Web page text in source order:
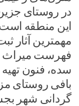
در روستای
این منطقه
مهمترین آثار
فهرست میراث
سده، فنون
بافی روستای
گردانی شهر